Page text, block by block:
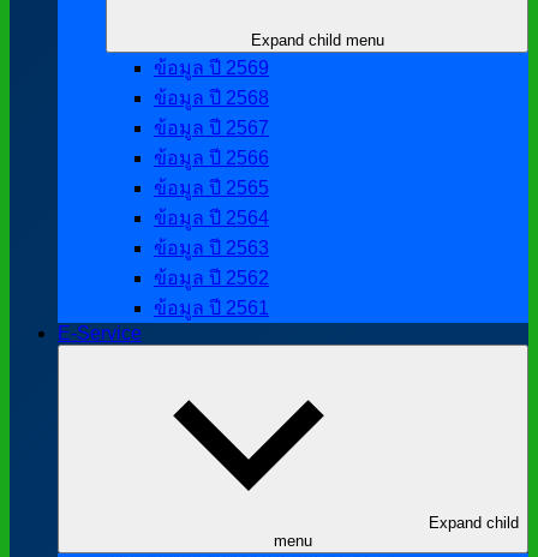
Expand child menu
ข้อมูล ปี 2569
ข้อมูล ปี 2568
ข้อมูล ปี 2567
ข้อมูล ปี 2566
ข้อมูล ปี 2565
ข้อมูล ปี 2564
ข้อมูล ปี 2563
ข้อมูล ปี 2562
ข้อมูล ปี 2561
E-Service
Expand child
menu